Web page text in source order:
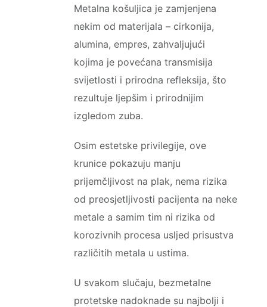
Metalna košuljica je zamjenjena
nekim od materijala – cirkonija,
alumina, empres, zahvaljujući
kojima je povećana transmisija
svijetlosti i prirodna refleksija, što
rezultuje ljepšim i prirodnijim
izgledom zuba.
Osim estetske privilegije, ove
krunice pokazuju manju
prijemčljivost na plak, nema rizika
od preosjetljivosti pacijenta na neke
metale a samim tim ni rizika od
korozivnih procesa usljed prisustva
različitih metala u ustima.
U svakom slučaju, bezmetalne
protetske nadoknade su najbolji i